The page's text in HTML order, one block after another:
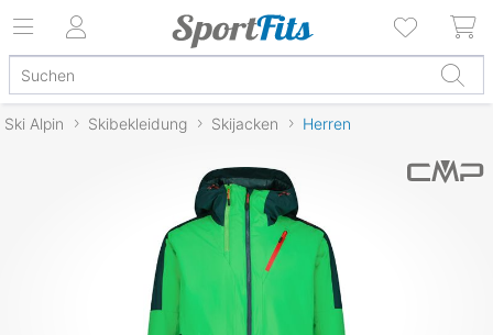
Ski Alpin Skibekleidung Skijacken Herren